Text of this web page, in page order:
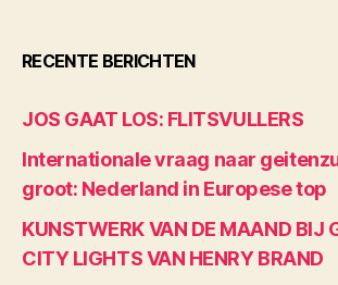
RECENTE BERICHTEN
JOS GAAT LOS: FLITSVULLERS
Internationale vraag naar
groot: Nederland in Europese top
KUNSTWERK VAN DE MAAND BIJ
CITY LIGHTS VAN HENRY BRAND